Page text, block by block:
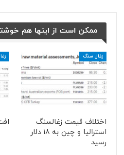
ممکن است از اینها هم
زغال سنگ
اختلاف قیمت زغالسنگ
استرالیا و چین به ۱۸ دلار
رسید